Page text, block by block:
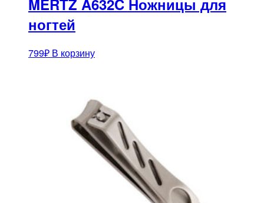
MERTZ A632C Ножницы для
ногтей
799₽ В корзину